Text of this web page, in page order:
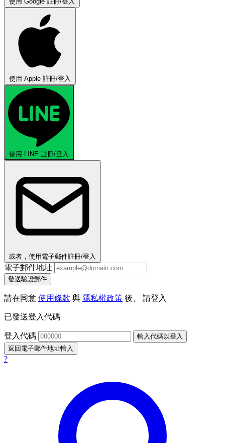
使用 Apple 註冊/登入
使用 LINE 註冊/登入
或者，使用電子郵件註冊/登入
電子郵件地址
發送驗證郵件
請在同意 使用條款 與 隱私權政策 後、 請登入
已發送登入代碼
登入代碼
輸入代碼以登入
返回電子郵件地址輸入
?